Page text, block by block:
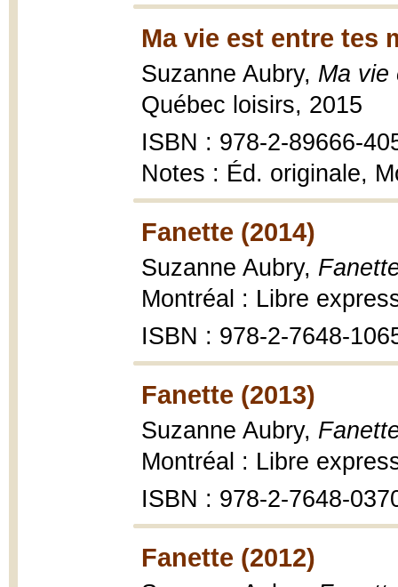
Ma vie est entre tes
Suzanne Aubry, Ma vie
Québec loisirs, 2015
ISBN : 978-2-89666-
Notes : Éd. originale,
Fanette (2014)
Suzanne Aubry,
Montréal : Libre
ISBN : 978-2-7648-
Fanette (2013)
Suzanne Aubry,
Montréal : Libre
ISBN : 978-2-7648-
Fanette (2012)